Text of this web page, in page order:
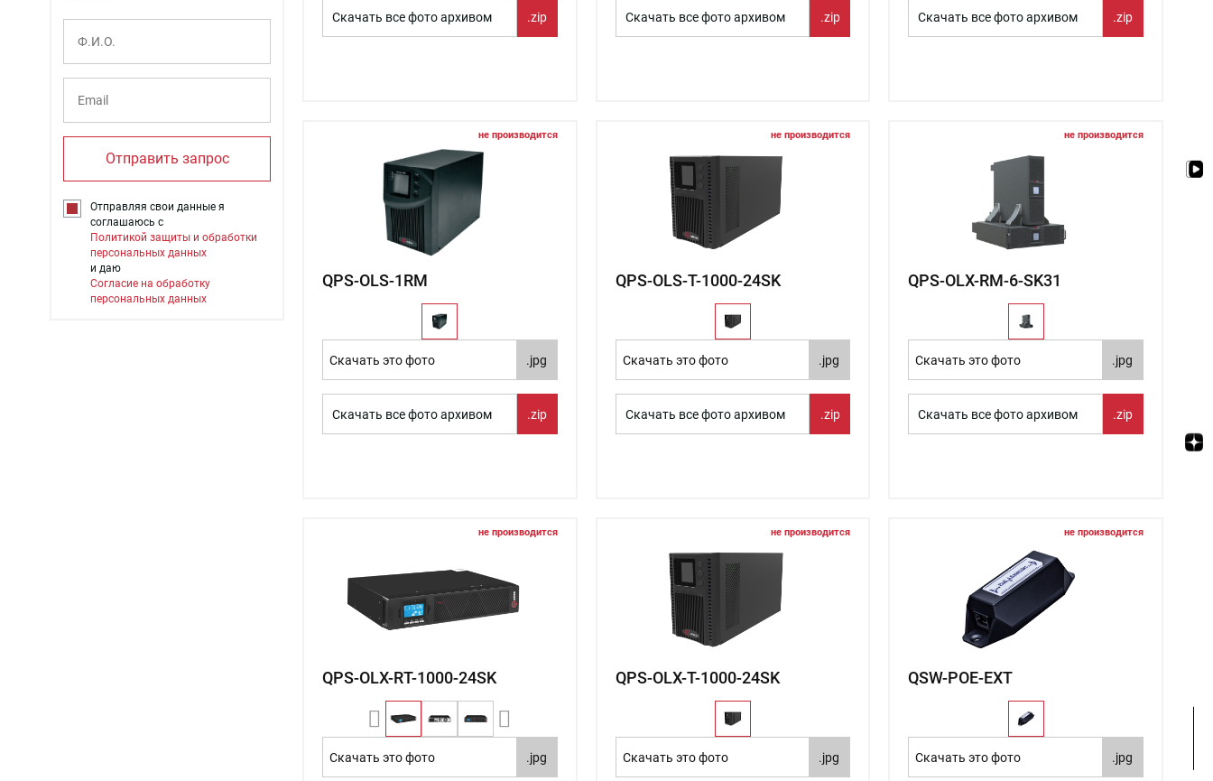
Отправить запрос
Отправляя свои данные я
соглашаюсь с
Политикой защиты и обработки
персональных данных
и даю
Согласие на обработку
персональных данных
Скачать все фото архивом .zip Скачать все фото архивом .zip Скачать все фото архивом .zip
не производится
QPS-OLS-1RM
Скачать это фото .jpg
Скачать все фото архивом .zip
не производится
QPS-OLS-T-1000-24SK
Скачать это фото .jpg
Скачать все фото архивом .zip
не производится
QPS-OLX-RM-6-SK31
Скачать это фото .jpg
Скачать все фото архивом .zip
не производится
QPS-OLX-RT-1000-24SK
Скачать это фото .jpg
не производится
QPS-OLX-T-1000-24SK
Скачать это фото .jpg
не производится
QSW-POE-EXT
Скачать это фото .jpg